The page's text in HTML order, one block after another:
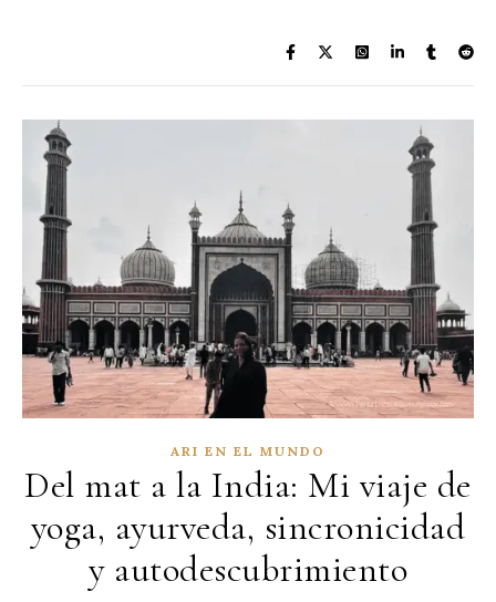
ARI EN EL MUNDO
Del mat a la India: Mi viaje de
yoga, ayurveda, sincronicidad
y autodescubrimiento